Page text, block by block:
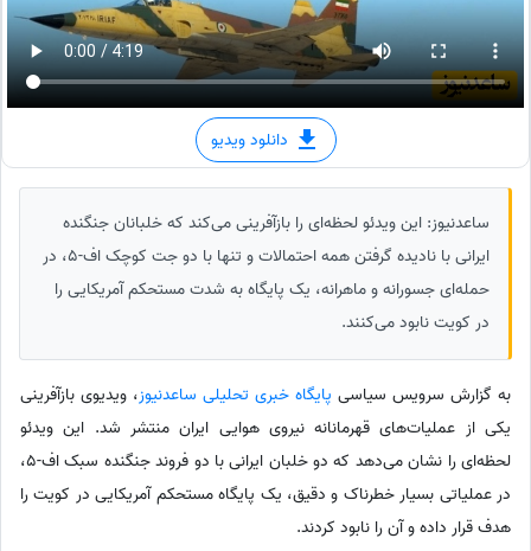
دانلود ویدیو
ساعدنیوز: این ویدئو لحظه‌ای را بازآفرینی می‌کند که خلبانان جنگنده
ایرانی با نادیده گرفتن همه احتمالات و تنها با دو جت کوچک اف-5، در
حمله‌ای جسورانه و ماهرانه، یک پایگاه به شدت مستحکم آمریکایی را
در کویت نابود می‌کنند.
به گزارش سرویس سیاسی پایگاه خبری تحلیلی ساعدنیوز، ویدیوی بازآفرینی
یکی از عملیات‌های قهرمانانه نیروی هوایی ایران منتشر شد. این ویدئو
لحظه‌ای را نشان می‌دهد که دو خلبان ایرانی با دو فروند جنگنده سبک اف-5،
در عملیاتی بسیار خطرناک و دقیق، یک پایگاه مستحکم آمریکایی در کویت را
هدف قرار داده و آن را نابود کردند.